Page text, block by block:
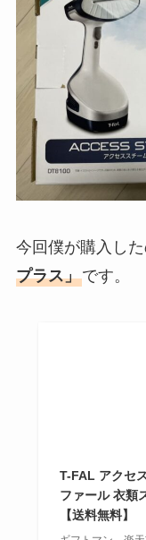
今回僕が購入し
プラス」です。
T-FAL アクセ
ファール 衣類
【送料無料】